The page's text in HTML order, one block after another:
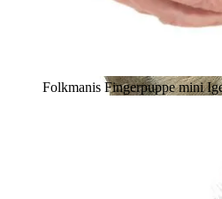
Folkmanis Fingerpuppe mini